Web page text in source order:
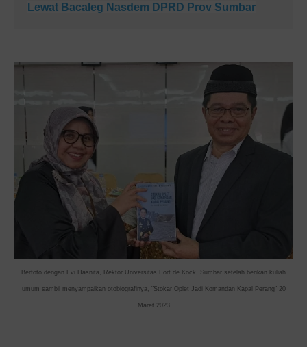
Lewat Bacaleg Nasdem DPRD Prov Sumbar
Berfoto dengan Evi Hasnita, Rektor Universitas Fort de Kock, Sumbar setelah berikan kuliah
umum sambil menyampaikan otobiografinya, "Stokar Oplet Jadi Komandan Kapal Perang" 20
Maret 2023